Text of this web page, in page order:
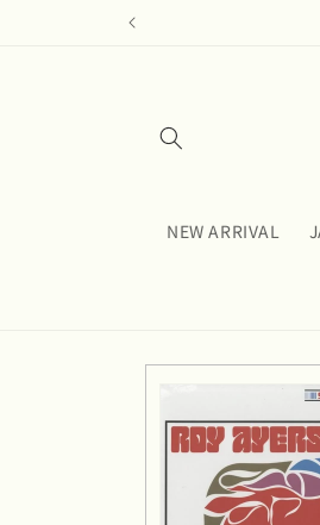
NEW ARRIVAL
キップ